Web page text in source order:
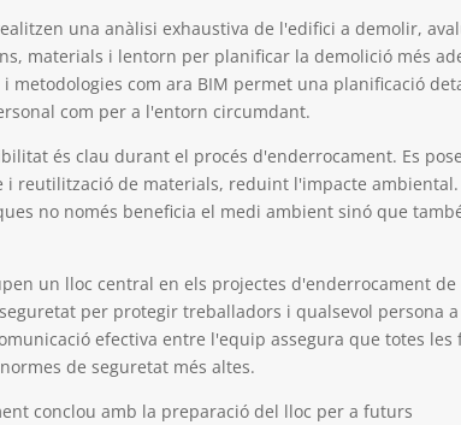
una anàlisi exhaustiva de l'edifici a demolir,
, materials i lentorn per planificar la demolició més
metodologies com ara BIM permet una planificació
com per a l'entorn circumdant.
és clau durant el procés d'enderrocament. Es
i reutilització de materials, reduint l'impacte
no només beneficia el medi ambient sinó que
un lloc central en els projectes d'enderrocament de
per protegir treballadors i qualsevol persona a
efectiva entre l'equip assegura que totes les
de seguretat més altes.
conclou amb la preparació del lloc per a futurs